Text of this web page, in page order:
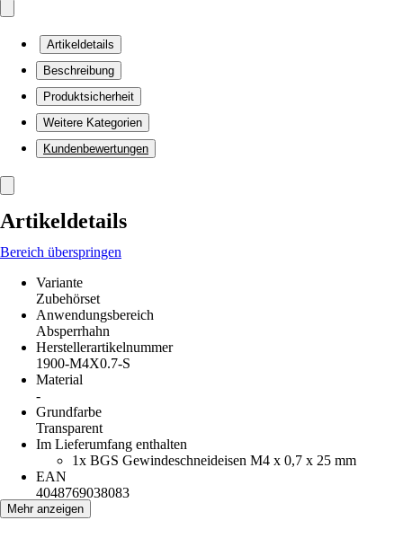
Artikeldetails
Beschreibung
Produktsicherheit
Weitere Kategorien
Kundenbewertungen
Artikeldetails
Bereich überspringen
Variante
Zubehörset
Anwendungsbereich
Absperrhahn
Herstellerartikelnummer
1900-M4X0.7-S
Material
-
Grundfarbe
Transparent
Im Lieferumfang enthalten
1x BGS Gewindeschneideisen M4 x 0,7 x 25 mm
EAN
4048769038083
Mehr anzeigen